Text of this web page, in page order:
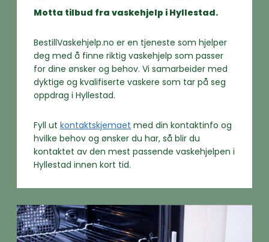
Motta tilbud fra vaskehjelp i Hyllestad.
BestillVaskehjelp.no er en tjeneste som hjelper
deg med å finne riktig vaskehjelp som passer
for dine ønsker og behov. Vi samarbeider med
dyktige og kvalifiserte vaskere som tar på seg
oppdrag i Hyllestad.
Fyll ut kontaktskjemaet med din kontaktinfo og
hvilke behov og ønsker du har, så blir du
kontaktet av den mest passende vaskehjelpen i
Hyllestad innen kort tid.